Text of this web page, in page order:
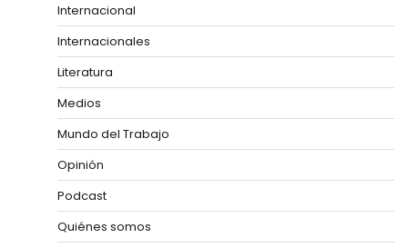
Internacional
Internacionales
Literatura
Medios
Mundo del Trabajo
Opinión
Podcast
Quiénes somos